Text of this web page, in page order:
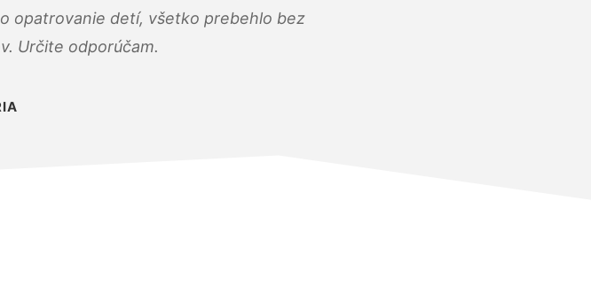
opatrovanie detí, všetko prebehlo bez
Určite odporúčam.